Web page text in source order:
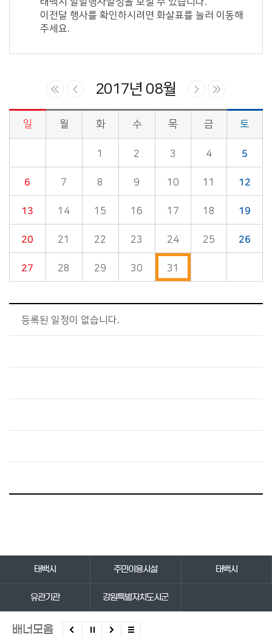
이전달 행사를 확인하시려면 화살표를 눌러 이동해
주세요.
2017년 08월
시정소식>시정 캘린더 게시판의 (2017년 08월) 달력형태로 일정명, 일정내용을 제공합니다.
일 월 화 수 목 금 토
1 2 3 4 5
6 7 8 9 10 11 12
13 14 15 16 17 18 19
20 21 22 23 24 25 26
27 28 29 30 31
등록된 일정이 없습니다.
태백시 주민이용시설 태백시
유관기관 강원특별자치도시군
배너모음